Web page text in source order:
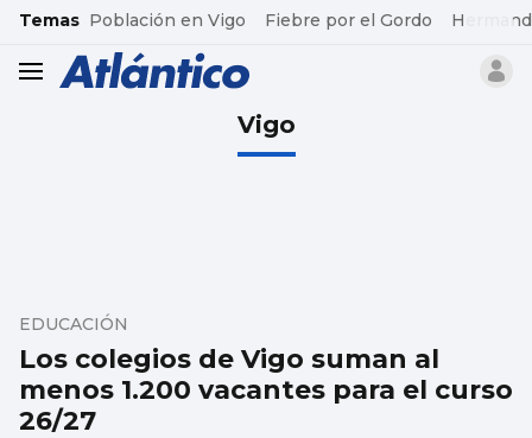
common.go-to-content
Temas Población en Vigo Fiebre por el Gordo
header.menu.open
Vigo
Los colegios de Vigo suman al
menos 1.200 vacantes para el curso
26/27
EDUCACIÓN